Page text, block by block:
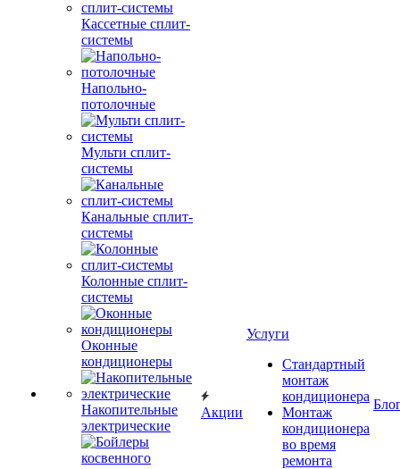
Кассетные сплит-
системы
Напольно-
потолочные
Мульти сплит-
системы
Канальные сплит-
системы
Колонные сплит-
системы
Оконные
кондиционеры
Накопительные
электрические
Акции
Услуги
Стандартный
монтаж
кондиционера
Монтаж
кондиционера
во время
ремонта